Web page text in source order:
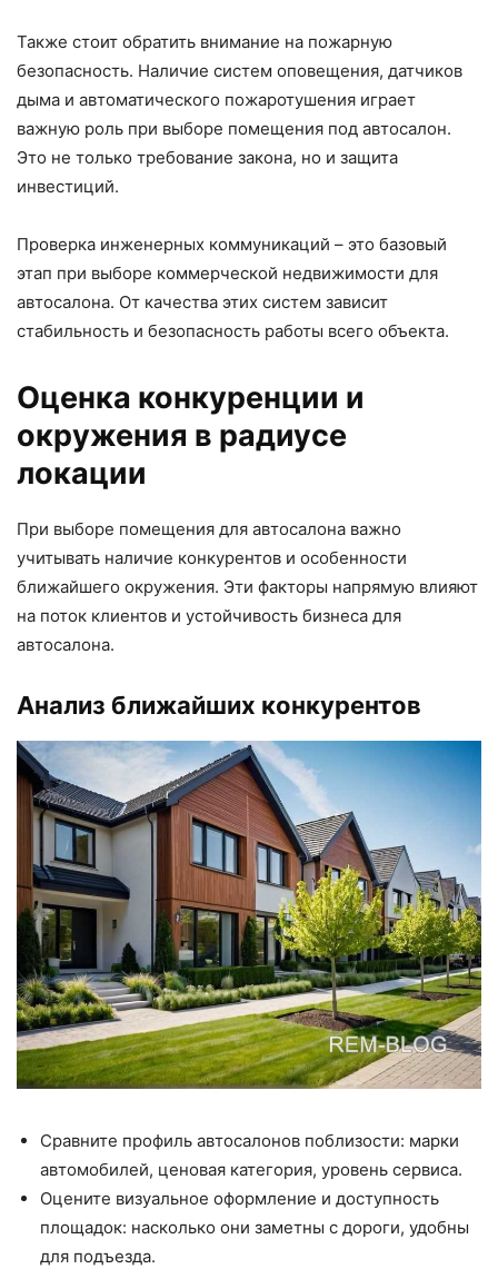
Также стоит обратить внимание на пожарную
безопасность. Наличие систем оповещения, датчиков
дыма и автоматического пожаротушения играет
важную роль при выборе помещения под автосалон.
Это не только требование закона, но и защита
инвестиций.
Проверка инженерных коммуникаций – это базовый
этап при выборе коммерческой недвижимости для
автосалона. От качества этих систем зависит
стабильность и безопасность работы всего объекта.
Оценка конкуренции и
окружения в радиусе
локации
При выборе помещения для автосалона важно
учитывать наличие конкурентов и особенности
ближайшего окружения. Эти факторы напрямую влияют
на поток клиентов и устойчивость бизнеса для
автосалона.
Анализ ближайших конкурентов
Сравните профиль автосалонов поблизости: марки
автомобилей, ценовая категория, уровень сервиса.
Оцените визуальное оформление и доступность
площадок: насколько они заметны с дороги, удобны
для подъезда.